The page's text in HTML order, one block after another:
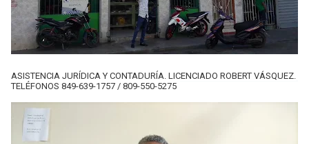
ASISTENCIA JURÍDICA Y CONTADURÍA. LICENCIADO ROBERT VÁSQUEZ.
TELÉFONOS 849-639-1757 / 809-550-5275